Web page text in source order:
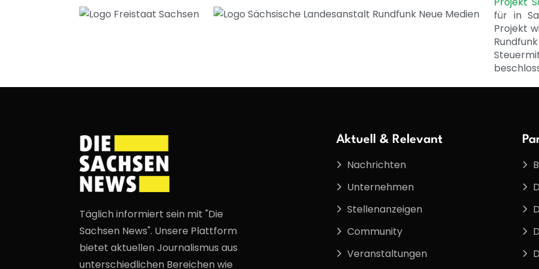
für in
Projekt
Täglich informiert sein mit "Die
Sachsen News". Unsere Plattform
bietet aktuellen Journalismus aus
unterschiedlichen Bereichen wie
Aktuell & Relevant
Nachrichten
Unternehmen
Stellenanzeigen
Community
Veranstaltungen